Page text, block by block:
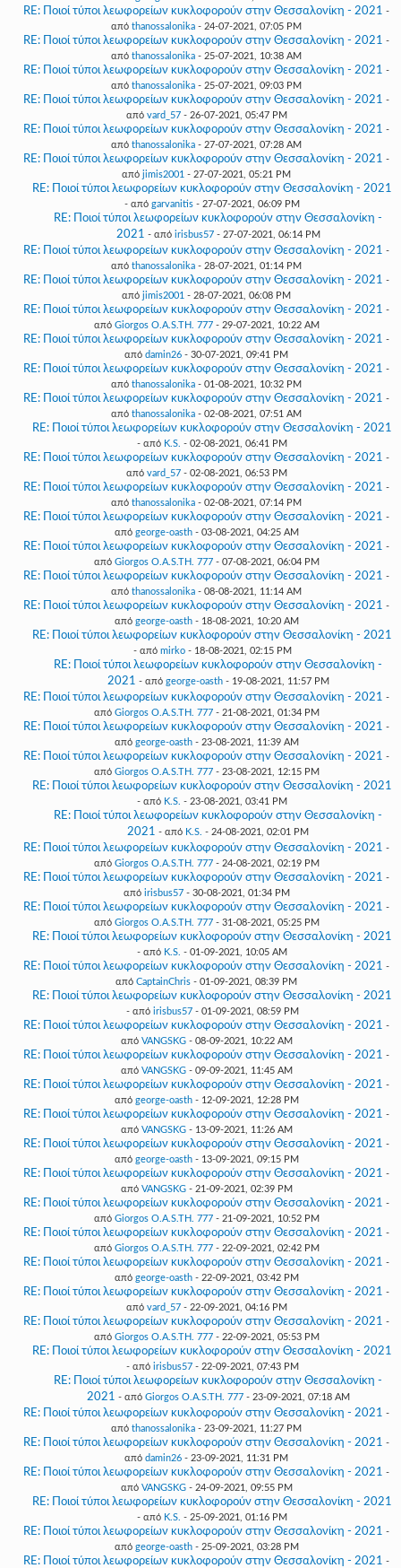
RE: Ποιοί τύποι λεωφορείων κυκλοφορούν στην Θεσσαλονίκη - 2021 -
από thanossalonika - 24-07-2021, 07:05 PM
RE: Ποιοί τύποι λεωφορείων κυκλοφορούν στην Θεσσαλονίκη - 2021 -
από thanossalonika - 25-07-2021, 10:38 AM
RE: Ποιοί τύποι λεωφορείων κυκλοφορούν στην Θεσσαλονίκη - 2021 -
από thanossalonika - 25-07-2021, 09:03 PM
RE: Ποιοί τύποι λεωφορείων κυκλοφορούν στην Θεσσαλονίκη - 2021 -
από vard_57- 26-07-2021, 05:47 PM
RE: Ποιοί τύποι λεωφορείων κυκλοφορούν στην Θεσσαλονίκη - 2021 -
από thanossalonika - 27-07-2021, 07:28 AM
RE: Ποιοί τύποι λεωφορείων κυκλοφορούν στην Θεσσαλονίκη - 2021 -
από jimis2001 - 27-07-2021, 05:21 PM
RE: Ποιοί τύποι λεωφορείων κυκλοφορούν στην Θεσσαλονίκη - 2021
- από garvanitis - 27-07-2021, 06:09 PM
RE: Ποιοί τύποι λεωφορείων κυκλοφορούν στην Θεσσαλονίκη -
2021 - από irisbus57- 27-07-2021, 06:14 PM
RE: Ποιοί τύποι λεωφορείων κυκλοφορούν στην Θεσσαλονίκη - 2021 -
από thanossalonika - 28-07-2021, 01:14 PM
RE: Ποιοί τύποι λεωφορείων κυκλοφορούν στην Θεσσαλονίκη - 2021 -
από jimis2001 - 28-07-2021, 06:08 PM
RE: Ποιοί τύποι λεωφορείων κυκλοφορούν στην Θεσσαλονίκη - 2021 -
από Giorgos O.A.S.TH. 777- 29-07-2021, 10:22 AM
RE: Ποιοί τύποι λεωφορείων κυκλοφορούν στην Θεσσαλονίκη - 2021 -
από damin26 - 30-07-2021, 09:41 PM
RE: Ποιοί τύποι λεωφορείων κυκλοφορούν στην Θεσσαλονίκη - 2021 -
από thanossalonika - 01-08-2021, 10:32 PM
RE: Ποιοί τύποι λεωφορείων κυκλοφορούν στην Θεσσαλονίκη - 2021 -
από thanossalonika - 02-08-2021, 07:51 AM
RE: Ποιοί τύποι λεωφορείων κυκλοφορούν στην Θεσσαλονίκη - 2021
- από K.S. - 02-08-2021, 06:41 PM
RE: Ποιοί τύποι λεωφορείων κυκλοφορούν στην Θεσσαλονίκη - 2021 -
από vard_57- 02-08-2021, 06:53 PM
RE: Ποιοί τύποι λεωφορείων κυκλοφορούν στην Θεσσαλονίκη - 2021 -
από thanossalonika - 02-08-2021, 07:14 PM
RE: Ποιοί τύποι λεωφορείων κυκλοφορούν στην Θεσσαλονίκη - 2021 -
από george-oasth- 03-08-2021, 04:25 AM
RE: Ποιοί τύποι λεωφορείων κυκλοφορούν στην Θεσσαλονίκη - 2021 -
από Giorgos O.A.S.TH. 777- 07-08-2021, 06:04 PM
RE: Ποιοί τύποι λεωφορείων κυκλοφορούν στην Θεσσαλονίκη - 2021 -
από thanossalonika - 08-08-2021, 11:14 AM
RE: Ποιοί τύποι λεωφορείων κυκλοφορούν στην Θεσσαλονίκη - 2021 -
από george-oasth- 18-08-2021, 10:20 AM
RE: Ποιοί τύποι λεωφορείων κυκλοφορούν στην Θεσσαλονίκη - 2021
- από mirko- 18-08-2021, 02:15 PM
RE: Ποιοί τύποι λεωφορείων κυκλοφορούν στην Θεσσαλονίκη -
2021 - από george-oasth- 19-08-2021, 11:57 PM
RE: Ποιοί τύποι λεωφορείων κυκλοφορούν στην Θεσσαλονίκη - 2021 -
από Giorgos O.A.S.TH. 777- 21-08-2021, 01:34 PM
RE: Ποιοί τύποι λεωφορείων κυκλοφορούν στην Θεσσαλονίκη - 2021 -
από george-oasth- 23-08-2021, 11:39 AM
RE: Ποιοί τύποι λεωφορείων κυκλοφορούν στην Θεσσαλονίκη - 2021 -
από Giorgos O.A.S.TH. 777- 23-08-2021, 12:15 PM
RE: Ποιοί τύποι λεωφορείων κυκλοφορούν στην Θεσσαλονίκη - 2021
- από K.S. - 23-08-2021, 03:41 PM
RE: Ποιοί τύποι λεωφορείων κυκλοφορούν στην Θεσσαλονίκη -
2021 - από K.S. - 24-08-2021, 02:01 PM
RE: Ποιοί τύποι λεωφορείων κυκλοφορούν στην Θεσσαλονίκη - 2021 -
από Giorgos O.A.S.TH. 777- 24-08-2021, 02:19 PM
RE: Ποιοί τύποι λεωφορείων κυκλοφορούν στην Θεσσαλονίκη - 2021 -
από irisbus57- 30-08-2021, 01:34 PM
RE: Ποιοί τύποι λεωφορείων κυκλοφορούν στην Θεσσαλονίκη - 2021 -
από Giorgos O.A.S.TH. 777- 31-08-2021, 05:25 PM
RE: Ποιοί τύποι λεωφορείων κυκλοφορούν στην Θεσσαλονίκη - 2021
- από K.S. - 01-09-2021, 10:05 AM
RE: Ποιοί τύποι λεωφορείων κυκλοφορούν στην Θεσσαλονίκη - 2021 -
από CaptainChris - 01-09-2021, 08:39 PM
RE: Ποιοί τύποι λεωφορείων κυκλοφορούν στην Θεσσαλονίκη - 2021
- από irisbus57- 01-09-2021, 08:59 PM
RE: Ποιοί τύποι λεωφορείων κυκλοφορούν στην Θεσσαλονίκη - 2021 -
από VANGSKG- 08-09-2021, 10:22 AM
RE: Ποιοί τύποι λεωφορείων κυκλοφορούν στην Θεσσαλονίκη - 2021 -
από VANGSKG- 09-09-2021, 11:45 AM
RE: Ποιοί τύποι λεωφορείων κυκλοφορούν στην Θεσσαλονίκη - 2021 -
από george-oasth- 12-09-2021, 12:28 PM
RE: Ποιοί τύποι λεωφορείων κυκλοφορούν στην Θεσσαλονίκη - 2021 -
από VANGSKG- 13-09-2021, 11:26 AM
RE: Ποιοί τύποι λεωφορείων κυκλοφορούν στην Θεσσαλονίκη - 2021 -
από george-oasth- 13-09-2021, 09:15 PM
RE: Ποιοί τύποι λεωφορείων κυκλοφορούν στην Θεσσαλονίκη - 2021 -
από VANGSKG- 21-09-2021, 02:39 PM
RE: Ποιοί τύποι λεωφορείων κυκλοφορούν στην Θεσσαλονίκη - 2021 -
από Giorgos O.A.S.TH. 777- 21-09-2021, 10:52 PM
RE: Ποιοί τύποι λεωφορείων κυκλοφορούν στην Θεσσαλονίκη - 2021 -
από Giorgos O.A.S.TH. 777- 22-09-2021, 02:42 PM
RE: Ποιοί τύποι λεωφορείων κυκλοφορούν στην Θεσσαλονίκη - 2021 -
από george-oasth- 22-09-2021, 03:42 PM
RE: Ποιοί τύποι λεωφορείων κυκλοφορούν στην Θεσσαλονίκη - 2021 -
από vard_57- 22-09-2021, 04:16 PM
RE: Ποιοί τύποι λεωφορείων κυκλοφορούν στην Θεσσαλονίκη - 2021 -
από Giorgos O.A.S.TH. 777- 22-09-2021, 05:53 PM
RE: Ποιοί τύποι λεωφορείων κυκλοφορούν στην Θεσσαλονίκη - 2021
- από irisbus57- 22-09-2021, 07:43 PM
RE: Ποιοί τύποι λεωφορείων κυκλοφορούν στην Θεσσαλονίκη -
2021 - από Giorgos O.A.S.TH. 777- 23-09-2021, 07:18 AM
RE: Ποιοί τύποι λεωφορείων κυκλοφορούν στην Θεσσαλονίκη - 2021 -
από thanossalonika - 23-09-2021, 11:27 PM
RE: Ποιοί τύποι λεωφορείων κυκλοφορούν στην Θεσσαλονίκη - 2021 -
από damin26 - 23-09-2021, 11:31 PM
RE: Ποιοί τύποι λεωφορείων κυκλοφορούν στην Θεσσαλονίκη - 2021 -
από VANGSKG- 24-09-2021, 09:55 PM
RE: Ποιοί τύποι λεωφορείων κυκλοφορούν στην Θεσσαλονίκη - 2021
- από K.S. - 25-09-2021, 01:16 PM
RE: Ποιοί τύποι λεωφορείων κυκλοφορούν στην Θεσσαλονίκη - 2021 -
από george-oasth- 25-09-2021, 03:28 PM
RE: Ποιοί τύποι λεωφορείων κυκλοφορούν στην Θεσσαλονίκη - 2021 -